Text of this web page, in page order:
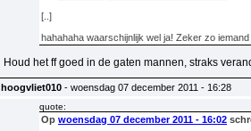
[..]
hahahaha waarschijnlijk wel ja! Zeker zo
Houd het ff goed in de gaten mannen, straks
hoogvliet010 - woensdag 07 december 2011 - 16:28
quote:
Op woensdag 07 december 2011 - 16:02